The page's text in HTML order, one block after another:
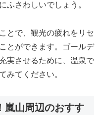
ふさわしいでしょう。
とで、観光の疲れをリセ
とができます。ゴールデ
実させるために、温泉で
みてください。
嵐山周辺のおすす